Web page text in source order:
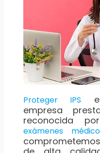
Proteger IPS
empresa
reconocida
exámenes